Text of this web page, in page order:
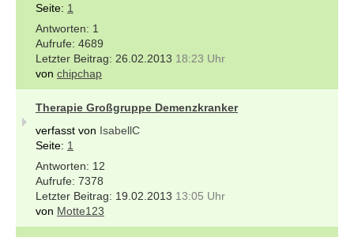
Seite: 1
1
4689
26.02.2013 18:23 Uhr
von chipchap
Therapie Großgruppe Demenzkranker
verfasst von IsabellC
Seite: 1
12
7378
19.02.2013 13:05 Uhr
von Motte123